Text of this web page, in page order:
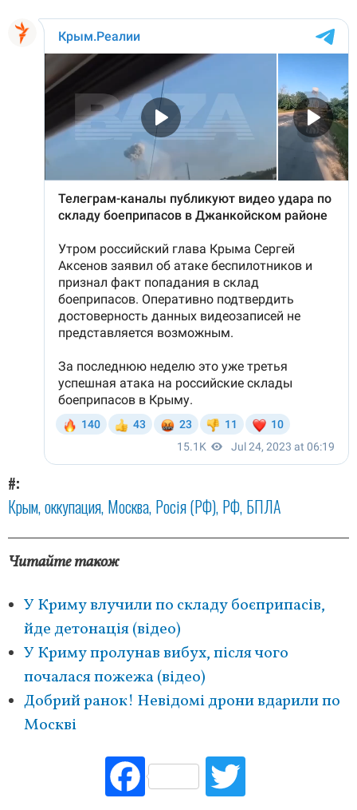
#
Крым оккупация Москва Росія (РФ) РФ БПЛА
Читайте також
У Криму влучили по складу боєприпасів,
йде детонація (відео)
У Криму пролунав вибух, після чого
почалася пожежа (відео)
Добрий ранок! Невідомі дрони вдарили по
Москві
Fac
ebo